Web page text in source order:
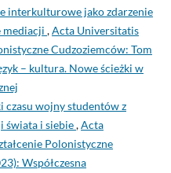
interkulturowe jako zdarzenie
mediacji ,Acta Universitatis
Cudzoziemców: Tom
– kultura. Nowe ścieżki w
czasu wojny studentów z
świata i siebie,Acta
Polonistyczne
Współczesna